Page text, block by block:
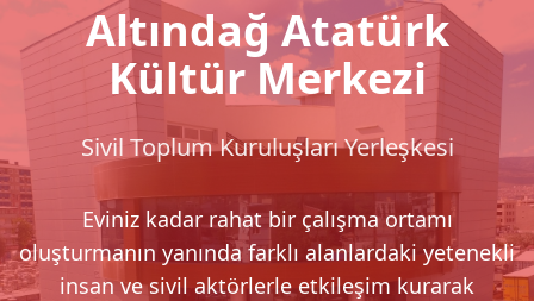
Altındağ Atatürk
Kültür Merkezi
Sivil Toplum Kuruluşları Yerleşkesi
Eviniz kadar rahat bir çalışma ortamı
oluşturmanın yanında farklı alanlardaki yetenekli
insan ve sivil aktörlerle etkileşim kurarak